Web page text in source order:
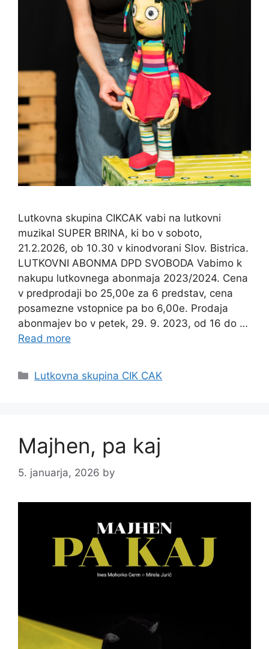
Lutkovna skupina CIKCAK vabi na lutkovni
muzikal SUPER BRINA, ki bo v soboto,
21.2.2026, ob 10.30 v kinodvorani Slov. Bistrica.
LUTKOVNI ABONMA DPD SVOBODA Vabimo k
nakupu lutkovnega abonmaja 2023/2024. Cena
v predprodaji bo 25,00e za 6 predstav, cena
posamezne vstopnice pa bo 6,00e. Prodaja
abonmajev bo v petek, 29. 9. 2023, od 16 do …
Read more
Categories
Lutkovna skupina CIK CAK
Majhen, pa kaj
5. januarja, 2026 by